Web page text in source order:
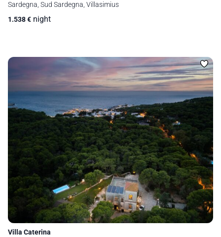
Sardegna, Sud Sardegna, Villasimius
1.538€ night
Villa Caterina